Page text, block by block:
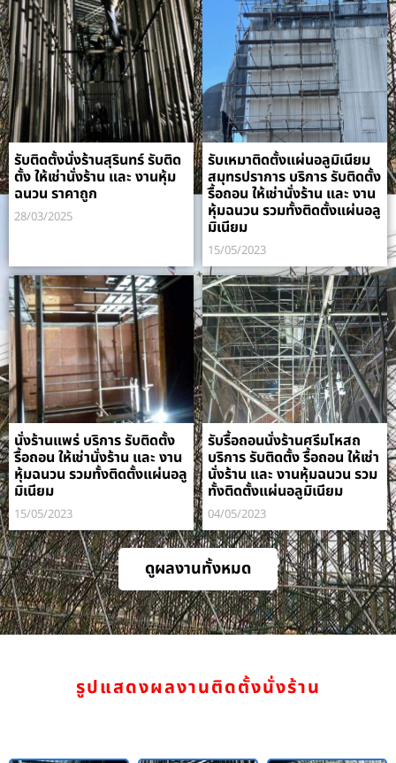
รับติดตั้งนั่งร้านสุรินทร์ รับติด
ตั้ง ให้เช่านั่งร้าน และ งานหุ้ม
ฉนวน ราคาถูก
28/03/2025
รับเหมาติดตั้งแผ่นอลูมิเนียม
สมุทรปราการ บริการ รับติดตั้ง
รื้อถอน ให้เช่านั่งร้าน และ งาน
หุ้มฉนวน รวมทั้งติดตั้งแผ่นอลู
มิเนียม
15/05/2023
นั่งร้านแพร่ บริการ รับติดตั้ง
รื้อถอน ให้เช่านั่งร้าน และ งาน
หุ้มฉนวน รวมทั้งติดตั้งแผ่นอลู
มิเนียม
15/05/2023
รับรื้อถอนนั่งร้านศรีมโหสถ
บริการ รับติดตั้ง รื้อถอน ให้เช่า
นั่งร้าน และ งานหุ้มฉนวน รวม
ทั้งติดตั้งแผ่นอลูมิเนียม
04/05/2023
ดูผลงานทั้งหมด
รูปแสดงผลงานติดตั้งนั่งร้าน